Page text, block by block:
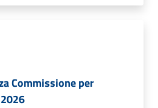
Commissione per